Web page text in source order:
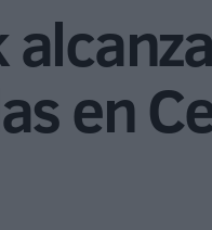
en